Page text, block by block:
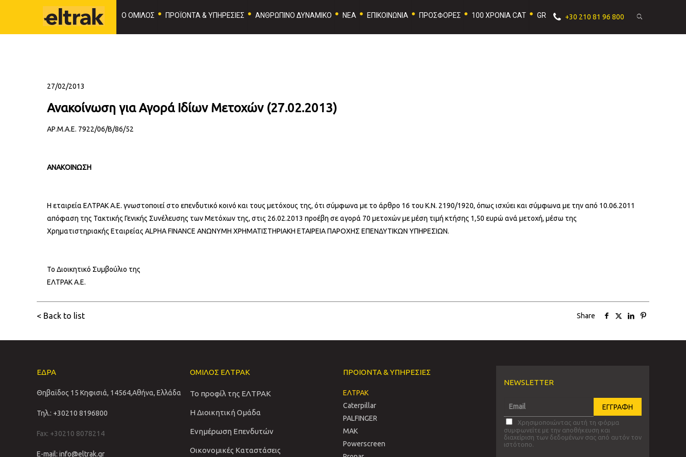
Ο ΟΜΙΛΟΣ ΠΡΟΪΟΝΤΑ & ΥΠΗΡΕΣΙΕΣ ΑΝΘΡΩΠΙΝΟ ΔΥΝΑΜΙΚΟ ΝΕΑ ΕΠΙΚΟΙΝΩΝΙΑ ΠΡΟΣΦΟΡΕΣ 100 ΧΡΟΝΙΑ CAT GR +30 210 81 96 800
27/02/2013
Ανακοίνωση για Αγορά Ιδίων Μετοχών (27.02.2013)
ΑΡ.Μ.Α.Ε. 7922/06/Β/86/52
ΑΝΑΚΟΙΝΩΣΗ
Η εταιρεία ΕΛΤΡΑΚ Α.Ε. γνωστοποιεί στο επενδυτικό κοινό και τους μετόχους της, ότι σύμφωνα με το άρθρο 16 του Κ.Ν. 2190/1920, όπως ισχύει και σύμφωνα με την από 10.06.2011
απόφαση της Τακτικής Γενικής Συνέλευσης των Μετόχων της, στις 26.02.2013 προέβη σε αγορά 70 μετοχών με μέση τιμή κτήσης 1,50 ευρώ ανά μετοχή, μέσω της
Χρηματιστηριακής Εταιρείας ALPHA FINANCE ΑΝΩΝΥΜΗ ΧΡΗΜΑΤΙΣΤΗΡΙΑΚΗ ΕΤΑΙΡΕΙΑ ΠΑΡΟΧΗΣ ΕΠΕΝΔΥΤΙΚΩΝ ΥΠΗΡΕΣΙΩΝ.
Το Διοικητικό Συμβούλιο της
ΕΛΤΡΑΚ Α.Ε.
< Back to list Share
ΕΔΡΑ
Θηβαϊδος 15 Κηφισιά, 14564,Αθήνα, Ελλάδα
Τηλ.: +30210 8196800
Fax: +30210 8078214
E-mail: info@eltrak.gr
ΟΜΙΛΟΣ ΕΛΤΡΑΚ
Το προφίλ της ΕΛΤΡΑΚ
Η Διοικητική Ομάδα
Ενημέρωση Επενδυτών
Οικονομικές Καταστάσεις
ΠΡΟΙΟΝΤΑ & ΥΠΗΡΕΣΙΕΣ
ΕΛΤΡΑΚ
Caterpillar
PALFINGER
MAK
Powerscreen
NEWSLETTER
Χρησιμοποιώντας αυτή τη φόρμα
συμφωνείτε με την αποθήκευση και
διαχείριση των δεδομένων σας από αυτόν τον
ιστότοπο.